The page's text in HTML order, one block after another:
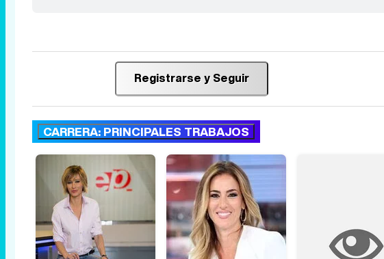
Registrarse y Seguir
CARRERA: PRINCIPALES TRABAJOS